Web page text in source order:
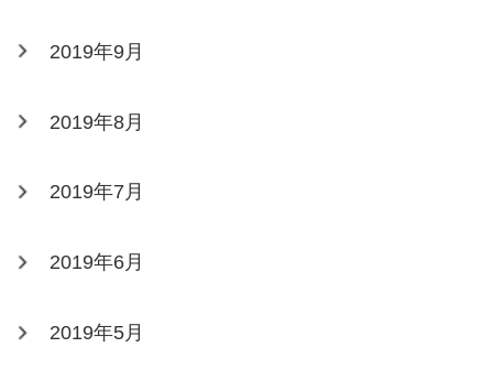
2019年9月
2019年8月
2019年7月
2019年6月
2019年5月